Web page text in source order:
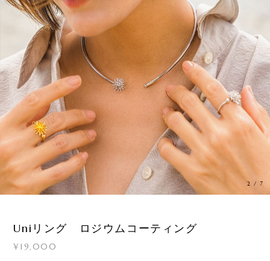
2 / 7
Uniリング ロジウムコーティング
¥19,000